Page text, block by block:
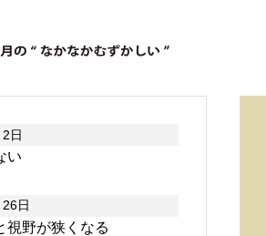
日
い
日
視野が狭くなる